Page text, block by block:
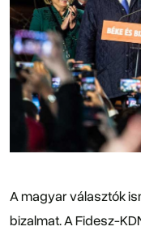
A magyar választók
bizalmat. A Fidesz-